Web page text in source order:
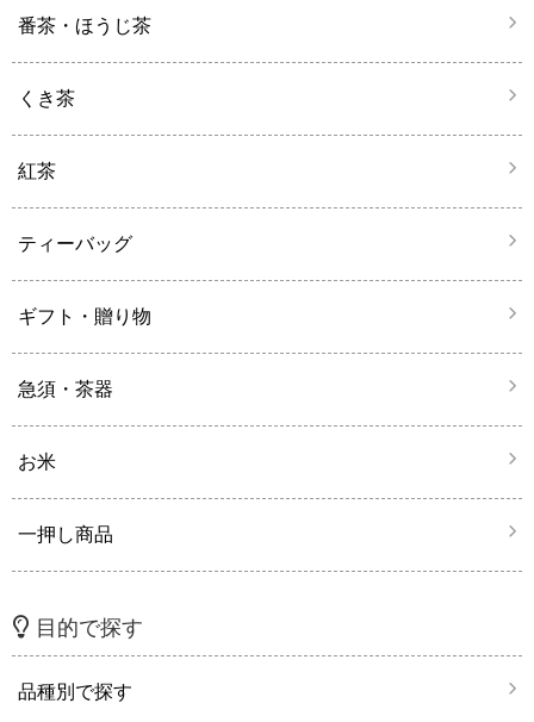
番茶・ほうじ茶
くき茶
紅茶
ティーバッグ
ギフト・贈り物
急須・茶器
お米
一押し商品
目的で探す
品種別で探す